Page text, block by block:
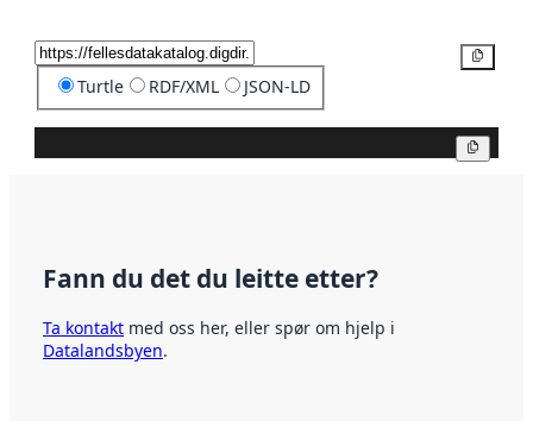
Turtle RDF/XML JSON-LD
Fann du det du leitte etter?
Ta kontakt med oss her, eller spør om hjelp i
Datalandsbyen.